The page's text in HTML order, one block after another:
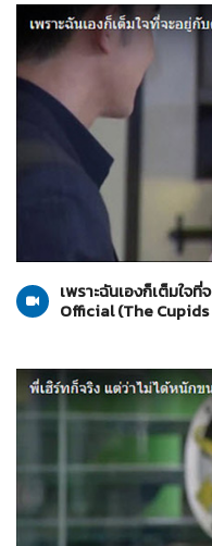
01-06-2560
เพราะฉันเองก็เต็มใจ
Official (The